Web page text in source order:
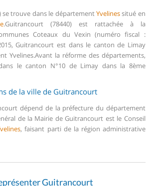
se trouve dans le départementYvelinessitué en
.Guitrancourt (78440) est rattachée à la
Coteaux du Vexin (numéro fiscal :
Guitrancourt est dans le canton de Limay
Yvelines.Avant la réforme des départements,
le canton N°10 de Limay dans la 8ème
de la ville de Guitrancourt
dépend de la préfecture du département
de la Mairie de Guitrancourt est le Conseil
, faisant parti de la région administrative
Guitrancourt